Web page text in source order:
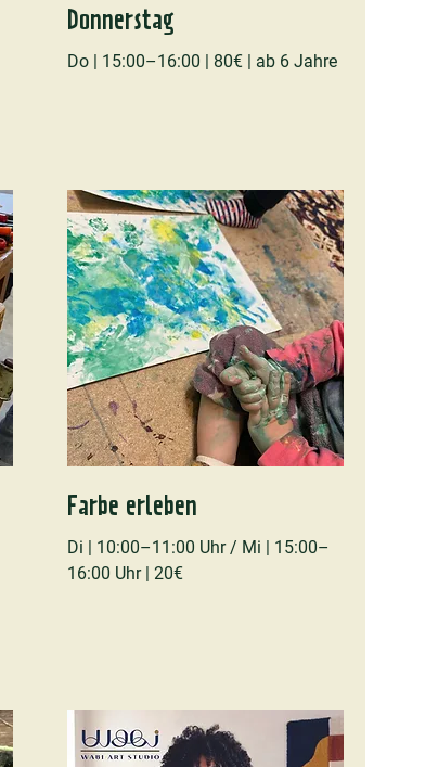
Donnerstag
Do | 15:00–16:00 | 80€ | ab 6 Jahre
Farbe erleben
Di | 10:00–11:00 Uhr / Mi | 15:00–
16:00 Uhr | 20€